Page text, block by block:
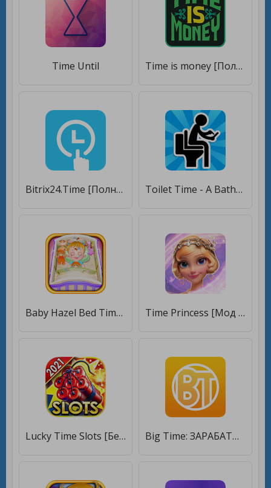
Time Until Time is money [Полная версия]
Bitrix24.Time [Полная версия] Toilet Time - A Bathroom Game [Много монет]
Baby Hazel Bed Time [Бесплатные покупки] Time Princess [Мод меню]
Lucky Time Slots [Бесплатные покупки] Big Time: ЗАРАБАТЫВАТЬ ДЕНЬГИ! [Бесплатные покупки]